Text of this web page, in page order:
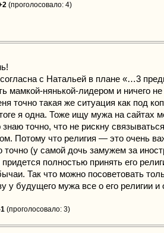
(проголосовало: 4)
с Натальей в плане «…3
мамкой-нянькой-лидером и ничего не
точно такая же ситуация как под
я одна. Тоже ищу мужа на сайтах
знаю точно, что не рискну
Потому что религия — это очень
точно (у самой дочь замужем за
полностью принять его
Так что можно посоветовать
у будущего мужа все о его религии
(проголосовало: 3)